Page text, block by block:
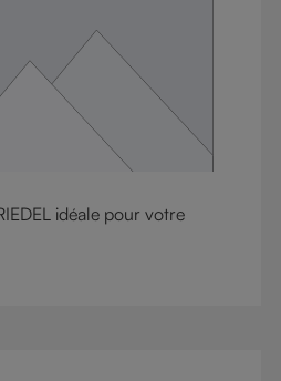
idéale pour votre